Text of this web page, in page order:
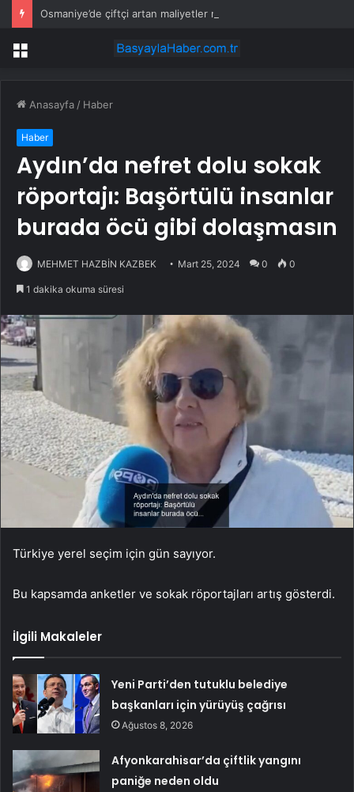
Menü
Anasayfa / Haber
Haber
Aydın’da nefret dolu sokak
röportajı: Başörtülü insanlar
burada öcü gibi dolaşmasın
MEHMET HAZBİN KAZBEK Mart 25, 2024 0 0
1 dakika okuma süresi
Türkiye yerel seçim için gün sayıyor.
Bu kapsamda anketler ve sokak röportajları artış gösterdi.
İlgili Makaleler
Yeni Parti’den tutuklu belediye
başkanları için yürüyüş çağrısı
Ağustos 8, 2026
Afyonkarahisar’da çiftlik yangını
paniğe neden oldu